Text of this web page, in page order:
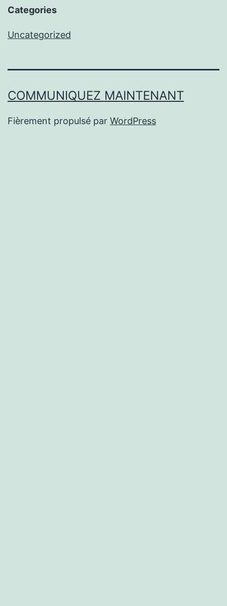
Categories
Uncategorized
COMMUNIQUEZ MAINTENANT
Fièrement propulsé par WordPress